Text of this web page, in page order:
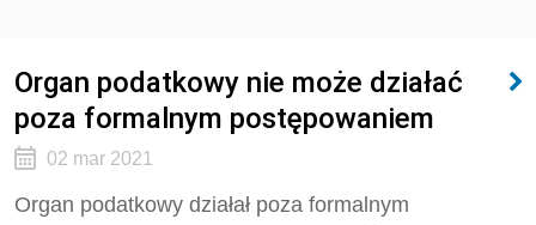
Organ podatkowy nie może działać
poza formalnym postępowaniem
02 mar 2021
Organ podatkowy działał poza formalnym